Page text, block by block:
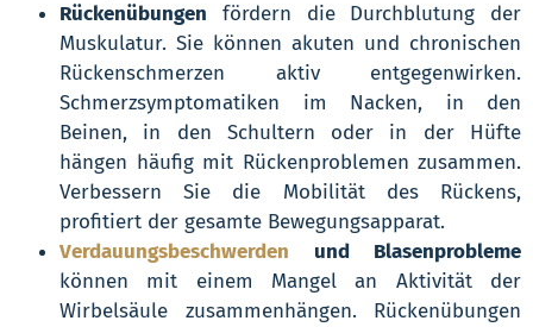
Rückenübungen fördern die Durchblutung der
Muskulatur. Sie können akuten und chronischen
Rückenschmerzen aktiv entgegenwirken.
Schmerzsymptomatiken im Nacken, in den
Beinen, in den Schultern oder in der Hüfte
hängen häufig mit Rückenproblemen zusammen.
Verbessern Sie die Mobilität des Rückens,
profitiert der gesamte Bewegungsapparat.
Verdauungsbeschwerden und Blasenprobleme
können mit einem Mangel an Aktivität der
Wirbelsäule zusammenhängen. Rückenübungen